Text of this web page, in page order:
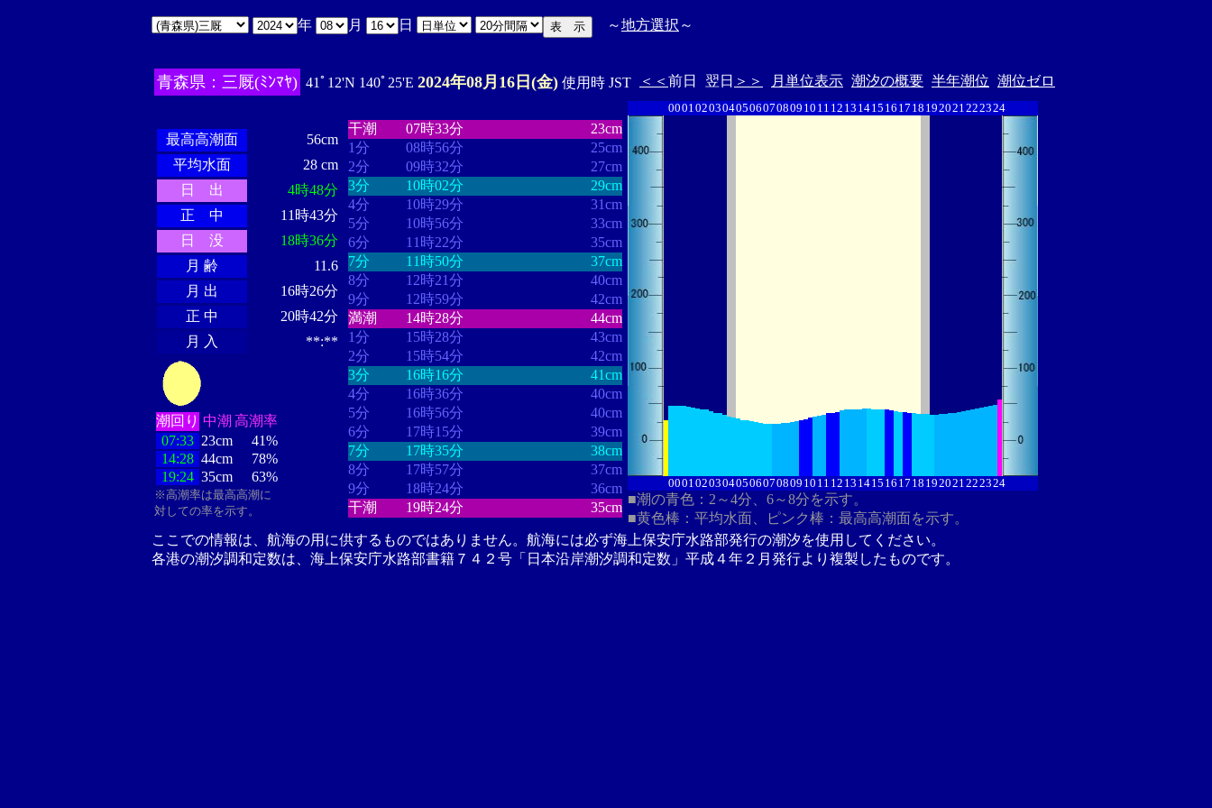
年 月 日 ～地方選択 ～
青森県：三厩(ﾐﾝﾏﾔ) 41ﾟ12'N 140ﾟ25'E 2024年08月16日(金) 使用時 JST ＜＜ 前日 翌日 ＞＞ 月単位表示 潮汐の概要 半年潮位 潮位ゼロ
最高高潮面
56cm
平均水面
28 cm
日 出
4時48分
正 中
11時43分
日 没
18時36分
月 齢
11.6
月 出
16時26分
正 中
20時42分
月 入
**:**
潮回り 中潮 高潮率
07:33 23cm
41%
14:28 44cm
78%
19:24 35cm 63%
※高潮率は最高高潮に
対しての率を示す。
干潮
07時33分
23cm
1分
08時56分
25cm
2分
09時32分
27cm
3分
10時02分
29cm
4分
10時29分
31cm
5分
10時56分
33cm
6分
11時22分
35cm
7分
11時50分
37cm
8分
12時21分
40cm
9分
12時59分
42cm
満潮
14時28分
44cm
1分
15時28分
43cm
2分
15時54分
42cm
3分
16時16分
41cm
4分
16時36分
40cm
5分
16時56分
40cm
6分
17時15分
39cm
7分
17時35分
38cm
8分
17時57分
37cm
9分
18時24分
36cm
干潮
19時24分 35cm
00010203040506070809 10 11 12 13 1415 16 17 18 192021222324
00010203040506070809 10 11 12 13 1415 16 17 18 192021222324
■潮の青色：2～4分、6～8分を示す。
■黄色棒：平均水面、ピンク棒：最高高潮面を示す。
ここでの情報は、航海の用に供するものではありません。航海には必ず海上保安庁水路部発行の潮汐を使用してください。
各港の潮汐調和定数は、海上保安庁水路部書籍７４２号「日本沿岸潮汐調和定数」平成４年２月発行より複製したものです。